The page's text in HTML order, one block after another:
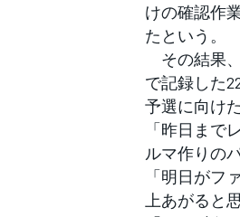
けの確認作
たという。
その結果
で記録した
予選に向け
「昨日まで
ルマ作りの
「明日がフ
上あがると